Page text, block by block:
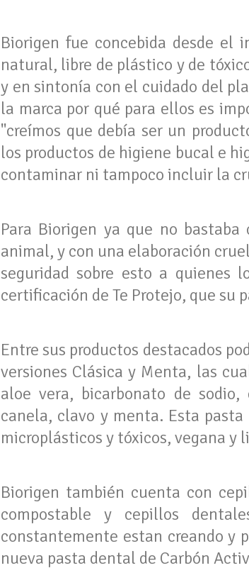
Biorigen fue concebida desde
natural, libre de plástico y de
y en sintonía con el cuidado del
la marca por qué para ellos es
"creímos que debía ser un
los productos de higiene bucal e
contaminar ni tampoco incluir la
Para Biorigen ya que no
animal, y con una elaboración
seguridad sobre esto a quienes
certificación de Te Protejo, que su
Entre sus productos destacados
versiones Clásica y Menta, las
aloe vera, bicarbonato de
canela, clavo y menta. Esta
microplásticos y tóxicos, vegana y
Biorigen también cuenta con
compostable y cepillos
constantemente estan creando y
nueva pasta dental de Carbón